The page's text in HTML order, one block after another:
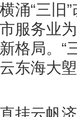
涌“三旧
服务业
格局。“
东海大
挂云帆